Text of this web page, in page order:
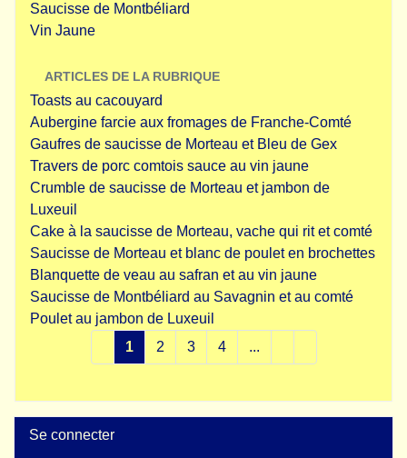
Saucisse de Montbéliard
Vin Jaune
ARTICLES DE LA RUBRIQUE
Toasts au cacouyard
Aubergine farcie aux fromages de Franche-Comté
Gaufres de saucisse de Morteau et Bleu de Gex
Travers de porc comtois sauce au vin jaune
Crumble de saucisse de Morteau et jambon de
Luxeuil
Cake à la saucisse de Morteau, vache qui rit et comté
Saucisse de Morteau et blanc de poulet en brochettes
Blanquette de veau au safran et au vin jaune
Saucisse de Montbéliard au Savagnin et au comté
Poulet au jambon de Luxeuil
1
2 3 4 ...
Se connecter